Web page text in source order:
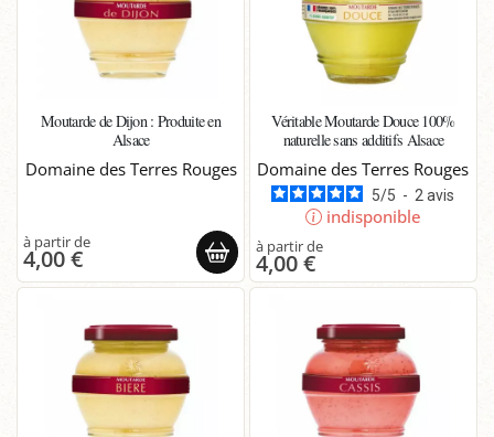
Moutarde de Dijon : Produite en
Alsace
Domaine des Terres Rouges
4,00 €
Véritable Moutarde Douce 100%
naturelle sans additifs Alsace
Domaine des Terres Rouges
5/5 - 2avis
indisponible
4,00 €